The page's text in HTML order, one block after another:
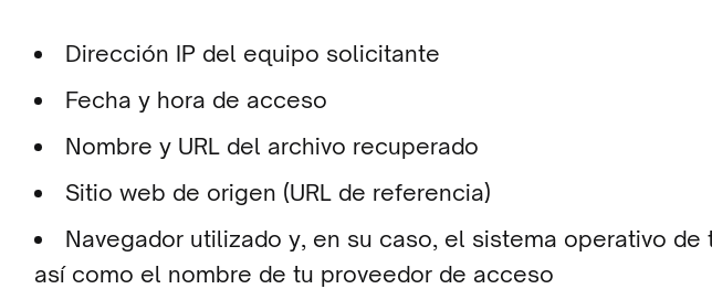
Dirección IP del equipo solicitante
Fecha y hora de acceso
Nombre y URL del archivo recuperado
Sitio web de origen (URL de referencia)
Navegador utilizado y, en su caso, el sistema operativo de
así como el nombre de tu proveedor de acceso